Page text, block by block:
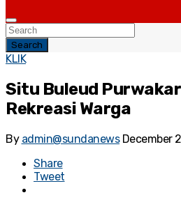
Search
KLIK
Situ Buleud
Rekreasi Warga
By admin@sundanews December
Share
Tweet